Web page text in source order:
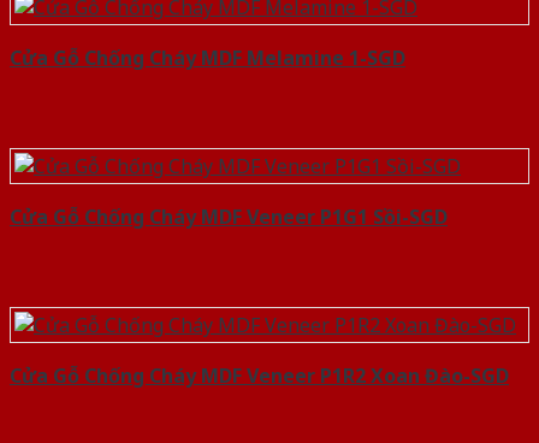
Cửa Gỗ Chống Cháy MDF Melamine 1-SGD
Cửa Gỗ Chống Cháy MDF Veneer P1G1 Sồi-SGD
Cửa Gỗ Chống Cháy MDF Veneer P1R2 Xoan Đào-SGD